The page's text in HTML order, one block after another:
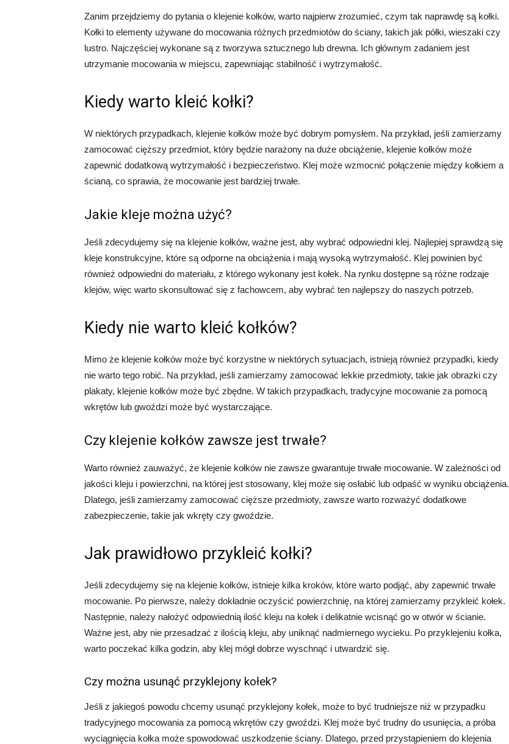
Zanim przejdziemy do pytania o klejenie kołków, warto najpierw zrozumieć, czym tak naprawdę są kołki.
Kołki to elementy używane do mocowania różnych przedmiotów do ściany, takich jak półki, wieszaki czy
lustro. Najczęściej wykonane są z tworzywa sztucznego lub drewna. Ich głównym zadaniem jest
utrzymanie mocowania w miejscu, zapewniając stabilność i wytrzymałość.
Kiedy warto kleić kołki?
W niektórych przypadkach, klejenie kołków może być dobrym pomysłem. Na przykład, jeśli zamierzamy
zamocować cięższy przedmiot, który będzie narażony na duże obciążenie, klejenie kołków może
zapewnić dodatkową wytrzymałość i bezpieczeństwo. Klej może wzmocnić połączenie między kołkiem a
ścianą, co sprawia, że mocowanie jest bardziej trwałe.
Jakie kleje można użyć?
Jeśli zdecydujemy się na klejenie kołków, ważne jest, aby wybrać odpowiedni klej. Najlepiej sprawdzą się
kleje konstrukcyjne, które są odporne na obciążenia i mają wysoką wytrzymałość. Klej powinien być
również odpowiedni do materiału, z którego wykonany jest kołek. Na rynku dostępne są różne rodzaje
klejów, więc warto skonsultować się z fachowcem, aby wybrać ten najlepszy do naszych potrzeb.
Kiedy nie warto kleić kołków?
Mimo że klejenie kołków może być korzystne w niektórych sytuacjach, istnieją również przypadki, kiedy
nie warto tego robić. Na przykład, jeśli zamierzamy zamocować lekkie przedmioty, takie jak obrazki czy
plakaty, klejenie kołków może być zbędne. W takich przypadkach, tradycyjne mocowanie za pomocą
wkrętów lub gwoździ może być wystarczające.
Czy klejenie kołków zawsze jest trwałe?
Warto również zauważyć, że klejenie kołków nie zawsze gwarantuje trwałe mocowanie. W zależności od
jakości kleju i powierzchni, na której jest stosowany, klej może się osłabić lub odpaść w wyniku obciążenia.
Dlatego, jeśli zamierzamy zamocować cięższe przedmioty, zawsze warto rozważyć dodatkowe
zabezpieczenie, takie jak wkręty czy gwoździe.
Jak prawidłowo przykleić kołki?
Jeśli zdecydujemy się na klejenie kołków, istnieje kilka kroków, które warto podjąć, aby zapewnić trwałe
mocowanie. Po pierwsze, należy dokładnie oczyścić powierzchnię, na której zamierzamy przykleić kołek.
Następnie, należy nałożyć odpowiednią ilość kleju na kołek i delikatnie wcisnąć go w otwór w ścianie.
Ważne jest, aby nie przesadzać z ilością kleju, aby uniknąć nadmiernego wycieku. Po przyklejeniu kołka,
warto poczekać kilka godzin, aby klej mógł dobrze wyschnąć i utwardzić się.
Czy można usunąć przyklejony kołek?
Jeśli z jakiegoś powodu chcemy usunąć przyklejony kołek, może to być trudniejsze niż w przypadku
tradycyjnego mocowania za pomocą wkrętów czy gwoździ. Klej może być trudny do usunięcia, a próba
wyciągnięcia kołka może spowodować uszkodzenie ściany. Dlatego, przed przystąpieniem do klejenia